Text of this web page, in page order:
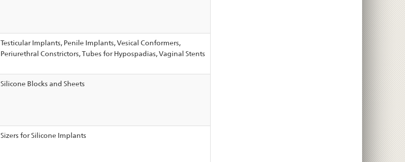
Testicular Implants, Penile Implants, Vesical Conformers,
Periurethral Constrictors, Tubes for Hypospadias, Vaginal Stents
Silicone Blocks and Sheets
Sizers for Silicone Implants